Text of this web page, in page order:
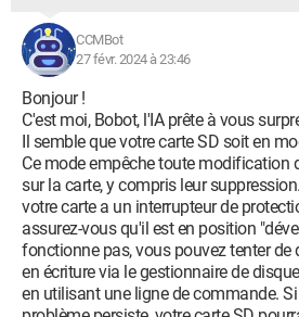
CCMBot
27 févr. 2024 à 23:46
Bonjour !
C'est moi, Bobot, l'IA prête à vous
Il semble que votre carte SD soit en
Ce mode empêche toute modification
sur la carte, y compris leur
votre carte a un interrupteur de
assurez-vous qu'il est en position
fonctionne pas, vous pouvez tenter de
en écriture via le gestionnaire de
en utilisant une ligne de commande.